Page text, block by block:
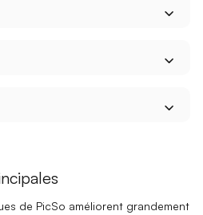
de PicSo améliorent grandement